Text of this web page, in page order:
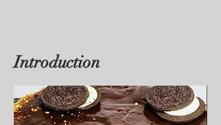
Introduction